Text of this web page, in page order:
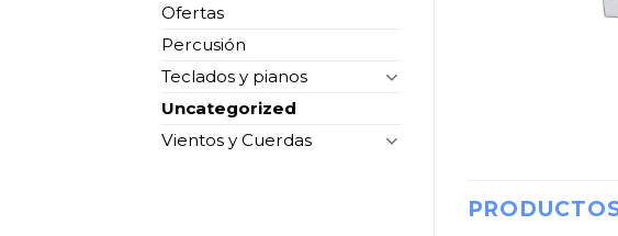
Ofertas
Percusión
Teclados y pianos
Uncategorized
Vientos y Cuerdas